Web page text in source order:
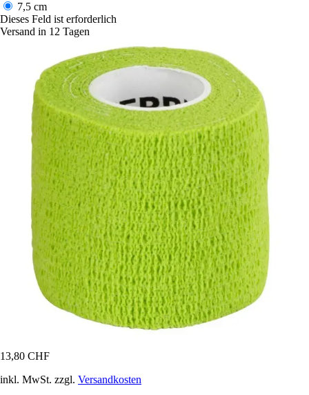
7,5 cm
Dieses Feld ist erforderlich
Versand in 12 Tagen
13,80 CHF
inkl. MwSt. zzgl. Versandkosten